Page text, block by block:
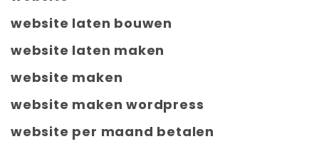
website laten bouwen
website laten maken
website maken
website maken wordpress
website per maand betalen